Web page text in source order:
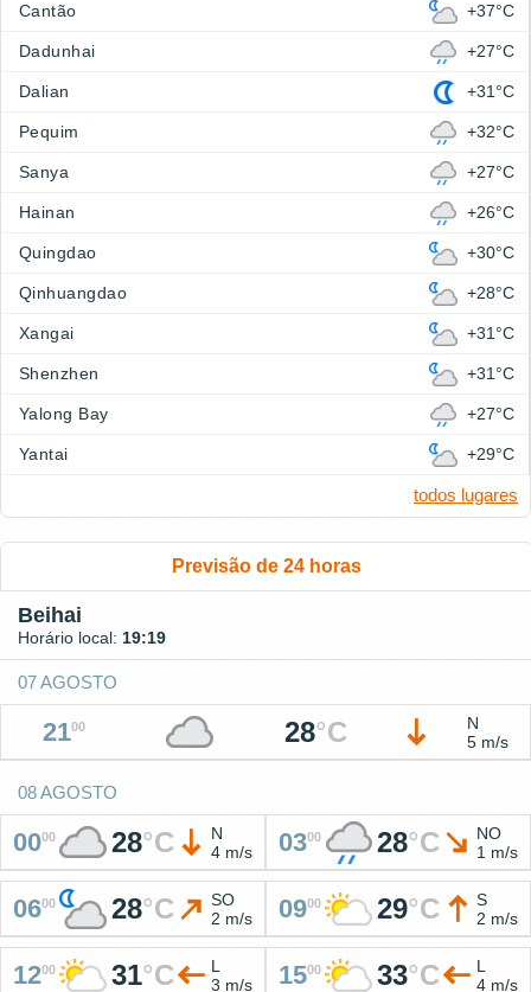
Cantão +37°C
Dadunhai +27°C
Dalian +31°C
Pequim +32°C
Sanya +27°C
Hainan +26°C
Quingdao +30°C
Qinhuangdao +28°C
Xangai +31°C
Shenzhen +31°C
Yalong Bay +27°C
Yantai +29°C
todos lugares
Previsão de 24 horas
Beihai
Horário local: 19:19
07 AGOSTO
2100 28°C
N
5 m/s
08 AGOSTO
0000 28°C
N
4 m/s
0300 28°C
NO
1 m/s
0600 28°C
SO
2 m/s
0900 29°C
S
2 m/s
1200 31°C
L
3 m/s
1500 33°C
L
4 m/s